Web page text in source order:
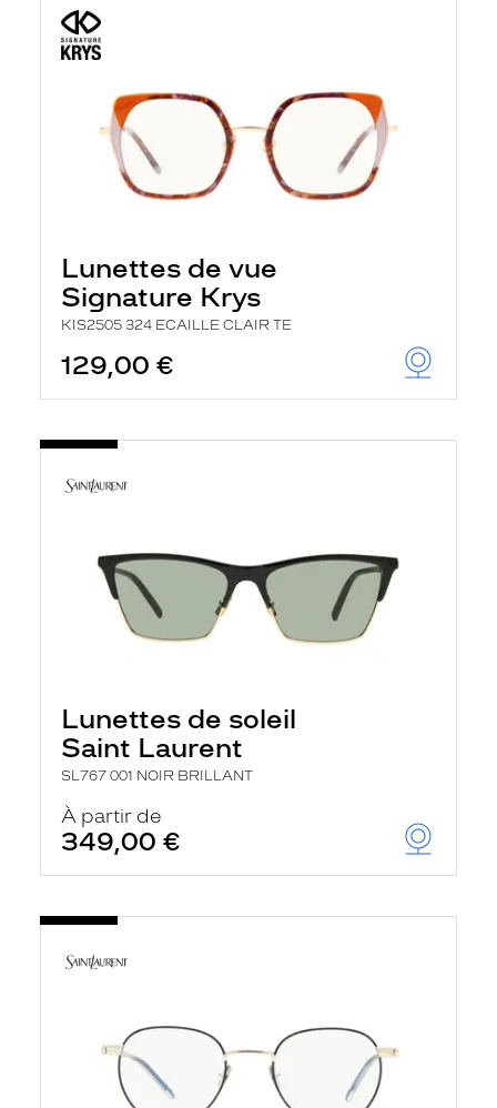
Lunettes de vue
Signature Krys
KIS2505 324 ECAILLE CLAIR TE
129,00 €
Lunettes de soleil
Saint Laurent
SL767 001 NOIR BRILLANT
À partir de
349,00 €